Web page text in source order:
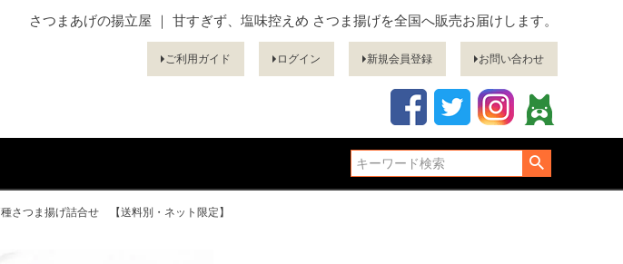
さつまあげの揚立屋 ｜ 甘すぎず、塩味控えめ さつま揚げを全国へ販売お届けします。
ご利用ガイド ログイン 新規会員登録 お問い合わせ
さつま揚げ詰合せ 【送料別・ネット限定】